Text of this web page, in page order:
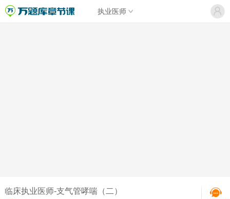
执业医师
临床执业医师-支气管哮喘（二）